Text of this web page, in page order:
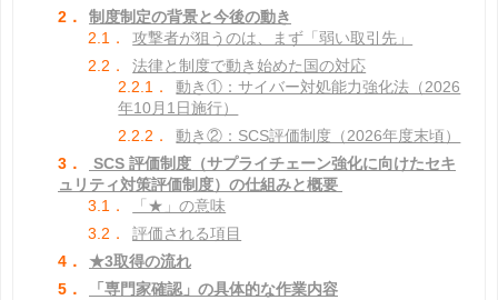
2．
制度制定の背景と今後の動き
2.1．
攻撃者が狙うのは、まず「弱い取引先」
2.2．
法律と制度で動き始めた国の対応
2.2.1．
動き①：サイバー対処能力強化法（2026
年10月1日施行）
2.2.2．
動き②：SCS評価制度（2026年度末頃）
3．
SCS 評価制度（サプライチェーン強化に向けたセキ
ュリティ対策評価制度）の仕組みと概要
3.1．
「★」の意味
3.2．
評価される項目
4．
★3取得の流れ
5．
「専門家確認」の具体的な作業内容